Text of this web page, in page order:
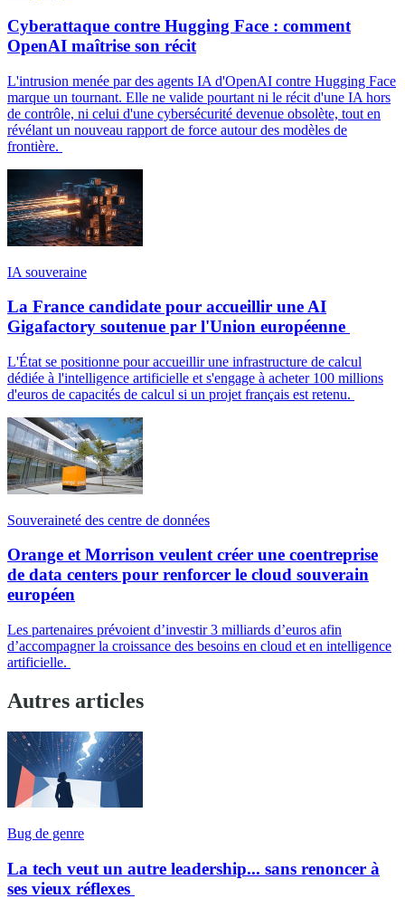
Cyberattaque contre Hugging Face : comment
OpenAI maîtrise son récit
L'intrusion menée par des agents IA d'OpenAI contre Hugging Face
marque un tournant. Elle ne valide pourtant ni le récit d'une IA hors
de contrôle, ni celui d'une cybersécurité devenue obsolète, tout en
révélant un nouveau rapport de force autour des modèles de
frontière.
IA souveraine
La France candidate pour accueillir une AI
Gigafactory soutenue par l'Union européenne
L'État se positionne pour accueillir une infrastructure de calcul
dédiée à l'intelligence artificielle et s'engage à acheter 100 millions
d'euros de capacités de calcul si un projet français est retenu.
Souveraineté des centre de données
Orange et Morrison veulent créer une coentreprise
de data centers pour renforcer le cloud souverain
européen
Les partenaires prévoient d’investir 3 milliards d’euros afin
d’accompagner la croissance des besoins en cloud et en intelligence
artificielle.
Autres articles
Bug de genre
La tech veut un autre leadership... sans renoncer à
ses vieux réflexes